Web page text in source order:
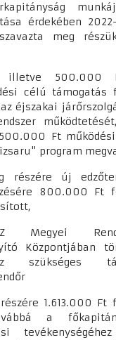
érdekében
meg
illetve 500.000
célú támogatás
éjszakai
Ft
program
részére új
800.000 Ft
Rendőr-
Központjában
szükséges
1.613.000 Ft
a